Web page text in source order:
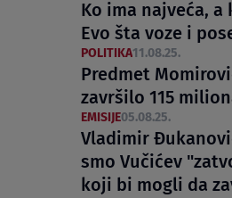
Ko ima najveća,
Evo šta voze i
POLITIKA11.08.25.
Predmet
završilo 115
EMISIJE05.08.25.
Vladimir
smo Vučićev
koji bi mogli da